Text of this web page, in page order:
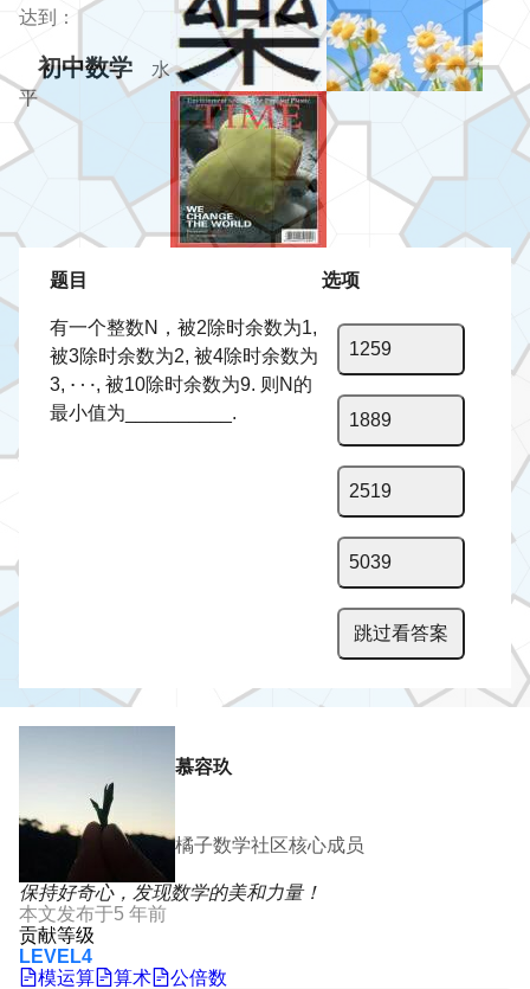
达到：
初中数学
水
平
题目
有一个整数N，被2除时余数为1,
被3除时余数为2, 被4除时余数为
3,
, 被10除时余数为9. 则N的
最小值为__________.
选项
1259
1889
2519
5039
跳过看答案
慕容玖
橘子数学社区核心成员
保持好奇心，发现数学的美和力量！
本文发布于5 年前
贡献等级
LEVEL4
模运算
算术
公倍数